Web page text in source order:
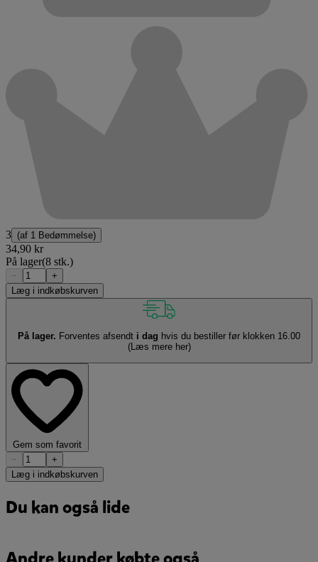
3 (af 1 Bedømmelse)
34,90 kr
På lager(8 stk.)
−
+
Læg i indkøbskurven
På lager. Forventes afsendt i dag hvis du bestiller før klokken 16.00
(Læs mere her)
Gem som favorit
−
+
Læg i indkøbskurven
Du kan også lide